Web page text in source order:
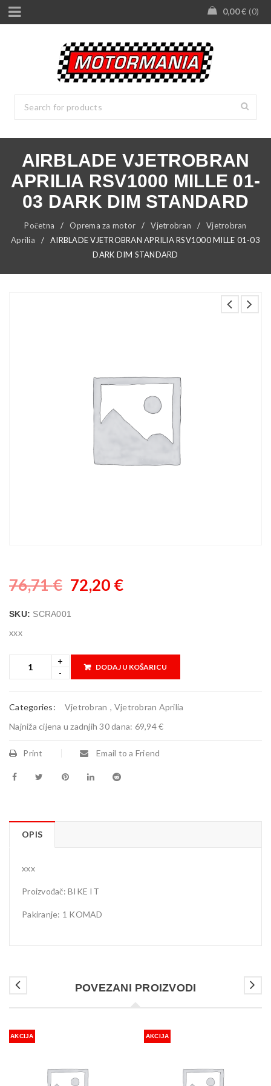
0,00€ 0
AIRBLADE VJETROBRAN
APRILIA RSV1000 MILLE 01-
03 DARK DIM STANDARD
Početna / Oprema za motor / Vjetrobran /
Vjetrobran
Aprilia
/
AIRBLADE VJETROBRAN APRILIA RSV1000 MILLE 01-03
DARK DIM STANDARD
76,71€ 72,20 €
SKU: SCRA001
xxx
DODAJ U KOŠARICU
Categories: Vjetrobran , Vjetrobran Aprilia
Najniža cijena u zadnjih 30 dana: 69,94 €
Print Email to a Friend
OPIS
xxx
Proizvođač: BIKE IT
Pakiranje: 1 KOMAD
POVEZANI PROIZVODI
AKCIJA AKCIJA